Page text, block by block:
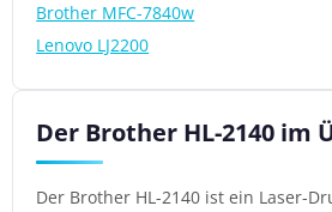
Brother MFC-7840w
Lenovo LJ2200
Der Brother HL-2140 im
Der Brother HL-2140 ist ein Laser-